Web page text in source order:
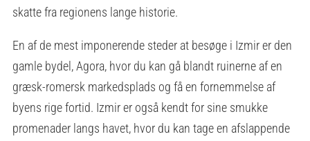
skatte fra regionens lange historie.
En af de mest imponerende steder at besøge i Izmir er den
gamle bydel, Agora, hvor du kan gå blandt ruinerne af en
græsk-romersk markedsplads og få en fornemmelse af
byens rige fortid. Izmir er også kendt for sine smukke
promenader langs havet, hvor du kan tage en afslappende